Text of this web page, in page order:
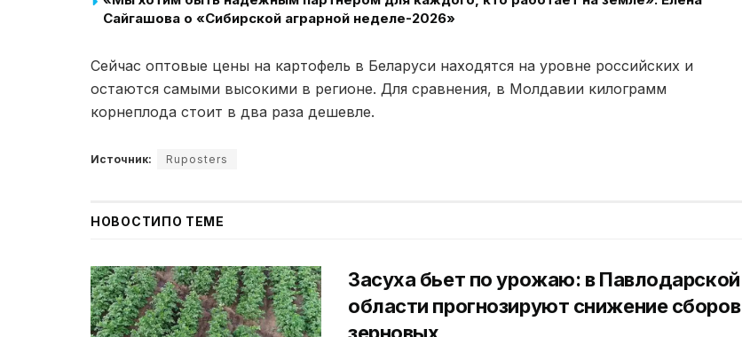
Сайгашова о «Сибирской аграрной неделе-2026»
Сейчас оптовые цены на картофель в Беларуси находятся на уровне российских и
остаются самыми высокими в регионе. Для сравнения, в Молдавии килограмм
корнеплода стоит в два раза дешевле.
Источник: Ruposters
НОВОСТИПО ТЕМЕ
Засуха бьет по урожаю: в Павлодарской
области прогнозируют снижение сборов
зерновых